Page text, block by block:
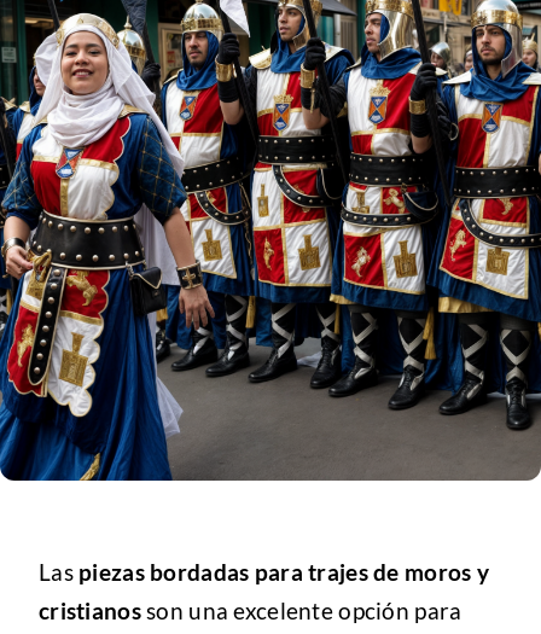
Las piezas bordadas para trajes de moros y
cristianosson una excelente opción para